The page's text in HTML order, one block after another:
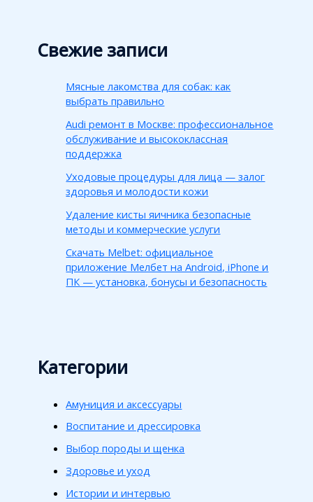
Свежие записи
Мясные лакомства для собак: как
выбрать правильно
Audi ремонт в Москве: профессиональное
обслуживание и высококлассная
поддержка
Уходовые процедуры для лица — залог
здоровья и молодости кожи
Удаление кисты яичника безопасные
методы и коммерческие услуги
Скачать Melbet: официальное
приложение Мелбет на Android, iPhone и
ПК — установка, бонусы и безопасность
Категории
Амуниция и аксессуары
Воспитание и дрессировка
Выбор породы и щенка
Здоровье и уход
Истории и интервью